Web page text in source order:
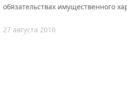
обязательствах имущественного
27 августа 2016